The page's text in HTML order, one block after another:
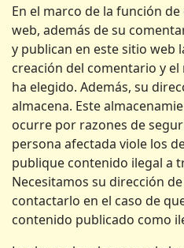
En el marco de la función
web, además de su
y publican en este sitio web
creación del comentario y
ha elegido. Además, su
almacena. Este
ocurre por razones de
persona afectada viole los
publique contenido ilegal a
Necesitamos su dirección
contactarlo en el caso de
contenido publicado como